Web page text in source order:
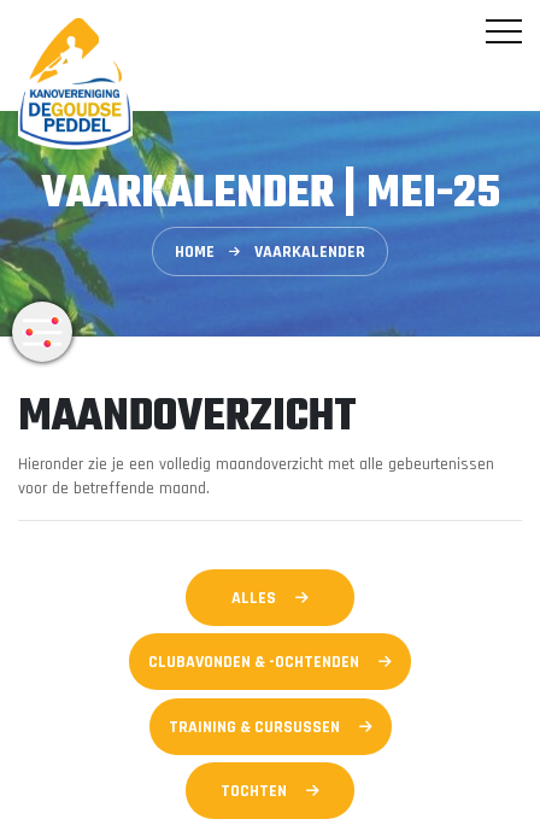
VAARKALENDER | MEI-25
HOME VAARKALENDER
MAANDOVERZICHT
Hieronder zie je een volledig maandoverzicht met alle gebeurtenissen
voor de betreffende maand.
ALLES
CLUBAVONDEN & -OCHTENDEN
TRAINING & CURSUSSEN
TOCHTEN